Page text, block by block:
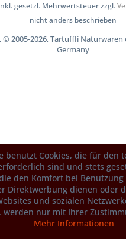
gesetzl. Mehrwertsteuer zzgl.
nicht anders beschrieben
2005-2026, Tartuffli Naturwaren
Germany
benutzt Cookies, die für den
sind und stets
den Komfort bei
Direktwerbung dienen oder
und sozialen
werden nur mit Ihrer
Mehr Informationen